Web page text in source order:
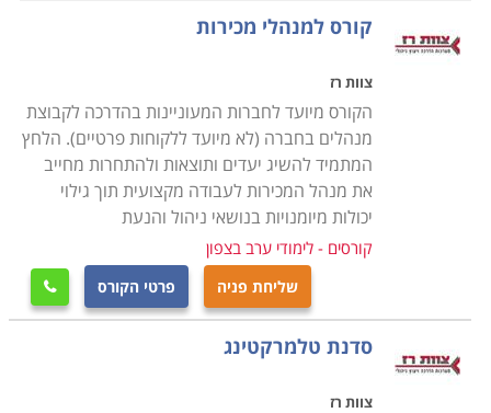
תוכן סדנה
בין הנושאים הנלמדים בסדנת מכירות לארגונים הם תהליך
המכירה: השלבים והמרכיבים שהופכים אותה למנצחת, כיצד
פונים ללקוח ומתחילים שיחת מכירה- מה נכון ומה לא נכון
לעשות, זיהוי ואיתור צרכי הלקוח, טכניקות להצגת המוצר
וצורות שכנוע, טיפול בהתנגדויות תוך התמודדות עם סוגי
לקוחות שונים, ניהול משא ומתן עם הלקוח, תקשורת בלתי
מילולית ושפת גוף. כל הנושאים נלמדים באופן מעשי תוך
ביצוע סימולציות בין המשתתפים וניתוחן. הסדנאות הן פנים
ארגוניות ומותאמות בדיוק לאותו ארגון או חברה ולצרכים
שלהם. הסדנה מדברת בצורה קונקרטית יותר ופחות כללית
בגלל ההתייחסות למוצרים הספציפים של החברה. איש
קורס למנהלי מכירות
צוות רז
הקורס מיועד לחברות המעוניינות בהדרכה לקבוצת
מנהלים בחברה (לא מיועד ללקוחות פרטיים). הלחץ
המתמיד להשיג יעדים ותוצאות ולהתחרות מחייב
את מנהל המכירות לעבודה מקצועית תוך גילוי
יכולות מיומנויות בנושאי ניהול והנעת
קורסים - לימודי ערב בצפון
שליחת פניה פרטי הקורס 
סדנת טלמרקטינג
צוות רז